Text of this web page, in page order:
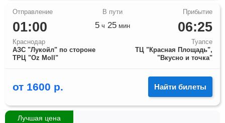
01:00
Краснодар
АЗС "Лукойл" по стороне
ТРЦ "Оz Moll"
06:25
Туапсе
ТЦ "Красная Площадь",
"Вкусно и точка"
5 ч 25 мин
от 1600 р. Найти билеты
Лучшая цена